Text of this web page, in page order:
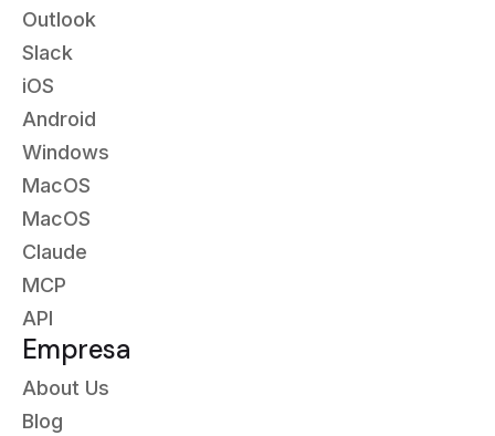
Outlook
Slack
iOS
Android
Windows
MacOS
MacOS
Claude
MCP
API
Empresa
About Us
Blog